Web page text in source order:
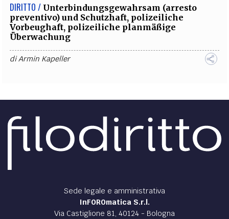
DIRITTO / Unterbindungsgewahrsam (arresto
preventivo) und Schutzhaft, polizeiliche
Vorbeughaft, polizeiliche planmäßige
Überwachung
diArmin Kapeller
Sede legale e amministrativa
InFOROmatica S.r.l.
Via Castiglione 81, 40124 - Bologna